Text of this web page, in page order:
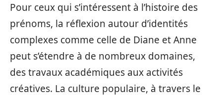
Pour ceux qui s’intéressent à l’histoire des
prénoms, la réflexion autour d’identités
complexes comme celle de Diane et Anne
peut s’étendre à de nombreux domaines,
des travaux académiques aux activités
créatives. La culture populaire, à travers le